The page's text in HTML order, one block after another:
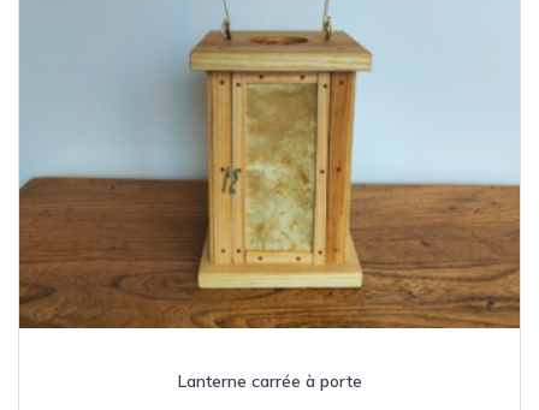
Lanterne carrée à porte